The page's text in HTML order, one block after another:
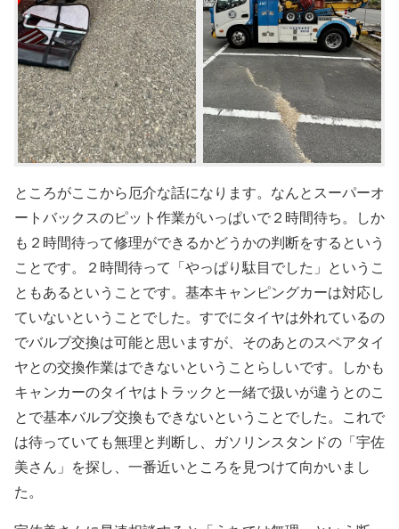
ところがここから厄介な話になります。なんとスーパーオ
ートバックスのピット作業がいっぱいで２時間待ち。しか
も２時間待って修理ができるかどうかの判断をするという
ことです。２時間待って「やっぱり駄目でした」というこ
ともあるということです。基本キャンピングカーは対応し
ていないということでした。すでにタイヤは外れているの
でバルブ交換は可能と思いますが、そのあとのスペアタイ
ヤとの交換作業はできないということらしいです。しかも
キャンカーのタイヤはトラックと一緒で扱いが違うとのこ
とで基本バルブ交換もできないということでした。これで
は待っていても無理と判断し、ガソリンスタンドの「宇佐
美さん」を探し、一番近いところを見つけて向かいまし
た。